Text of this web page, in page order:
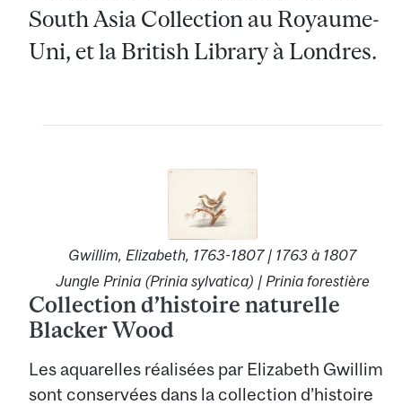
South Asia Collection au Royaume-
Uni, et la British Library à Londres.
Gwillim, Elizabeth, 1763-1807 | 1763 à 1807
Jungle Prinia (Prinia sylvatica) | Prinia forestière
Collection d’histoire naturelle
Blacker Wood
Les aquarelles réalisées par Elizabeth Gwillim
sont conservées dans la collection d’histoire